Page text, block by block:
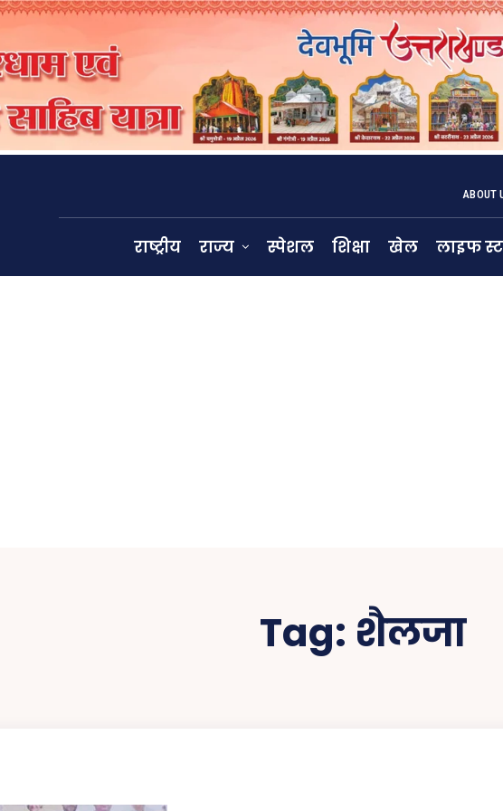
ABOUT
राष्ट्रीय राज्य स्पेशल शिक्षा खेल लाइफ
Tag: शैलजा